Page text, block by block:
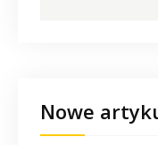
Nowe